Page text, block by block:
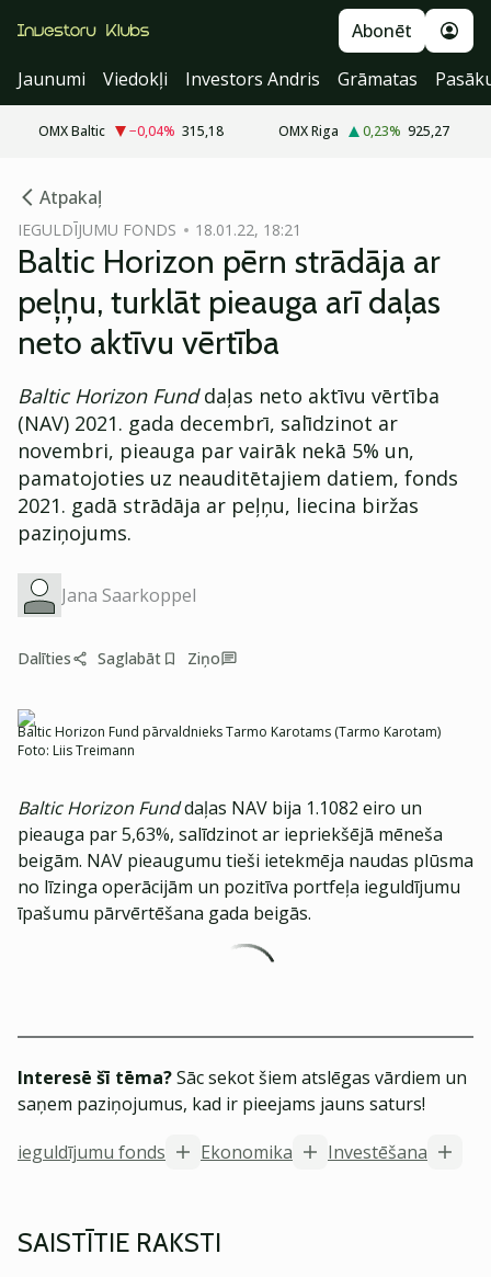
Abonēt
Jaunumi
Viedokļi Investors Andris Grāmatas
OMX Baltic −0,04% 315,18 OMX Riga 0,23% 925,27
Atpakaļ
IEGULDĪJUMU FONDS 18.01.22, 18:21
Baltic Horizon pērn strādāja ar
peļņu, turklāt pieauga arī daļas
neto aktīvu vērtība
Baltic Horizon Funddaļas neto aktīvu vērtība
(NAV) 2021. gada decembrī, salīdzinot ar
novembri, pieauga par vairāk nekā 5% un,
pamatojoties uz neauditētajiem datiem, fonds
2021. gadā strādāja ar peļņu, liecina biržas
paziņojums.
Jana Saarkoppel
Dalīties Saglabāt Ziņo
Baltic Horizon Fund pārvaldnieks Tarmo Karotams (Tarmo Karotam)
Foto: Liis Treimann
Baltic Horizon Funddaļas NAV bija 1.1082 eiro un
pieauga par 5,63%, salīdzinot ar iepriekšējā mēneša
beigām. NAV pieaugumu tieši ietekmēja naudas plūsma
no līzinga operācijām un pozitīva portfeļa ieguldījumu
īpašumu pārvērtēšana gada beigās.
Interesē šī tēma?Sāc sekot šiem atslēgas vārdiem un
saņem paziņojumus, kad ir pieejams jauns saturs!
ieguldījumu fonds
Ekonomika Investēšana
SAISTĪTIE RAKSTI